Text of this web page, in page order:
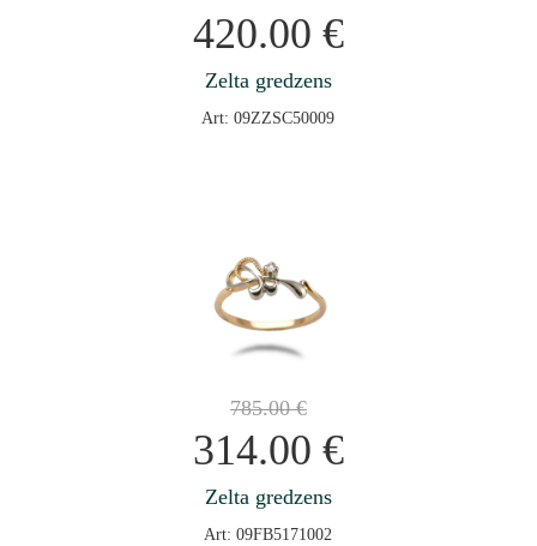
420.00 €
Zelta gredzens
Art: 09ZZSC50009
785.00€
314.00 €
Zelta gredzens
Art: 09FB5171002